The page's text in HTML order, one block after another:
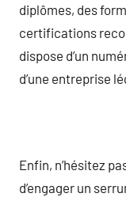
diplômes, des
certifications
dispose d’un
d’une entreprise
Enfin, n’hésitez
d’engager un